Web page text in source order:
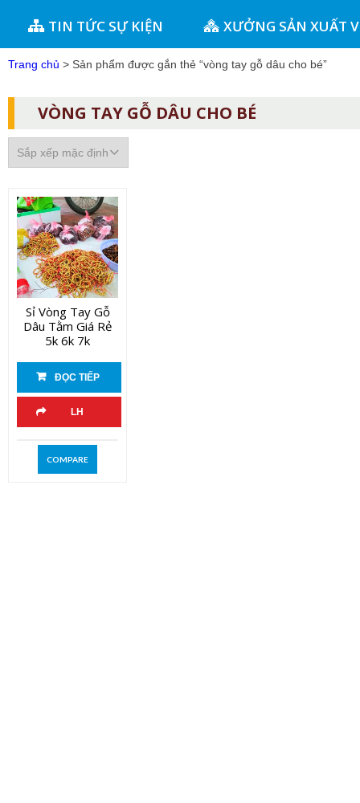
TIN TỨC SỰ KIỆN XƯỞNG SẢN XUẤT
Trang chủ > Sản phẩm được gắn thẻ “vòng tay gỗ dâu cho bé”
VÒNG TAY GỖ DÂU CHO BÉ
Sỉ Vòng Tay Gỗ
Dâu Tằm Giá Rẻ
5k 6k 7k
ĐỌC TIẾP
LH
COMPARE